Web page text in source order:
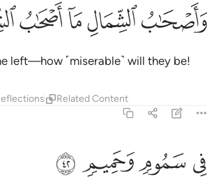
واصحاب الشمال ما اصحاب الشمال ٤١
وَأَصْحَـٰبُ ٱلشِّمَالِ مَآ أَصْحَـٰبُ ٱلشِّمَالِ ٤١
ﲦﲧﲨﲩ
left—how ˹miserable˺ will they be!
Related Content
فِى سَمُومٍۢ وَحَمِيمٍۢ ٤٢
ﲬﲭﲮﲯ